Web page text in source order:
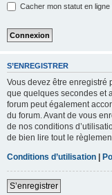
Cacher mon statut en
S’ENREGISTRER
Vous devez être enregistré
que quelques secondes et
forum peut également
du forum. Avant de vous
de nos conditions
de bien lire tout le
Conditions d’utilisation |
S’enregistrer